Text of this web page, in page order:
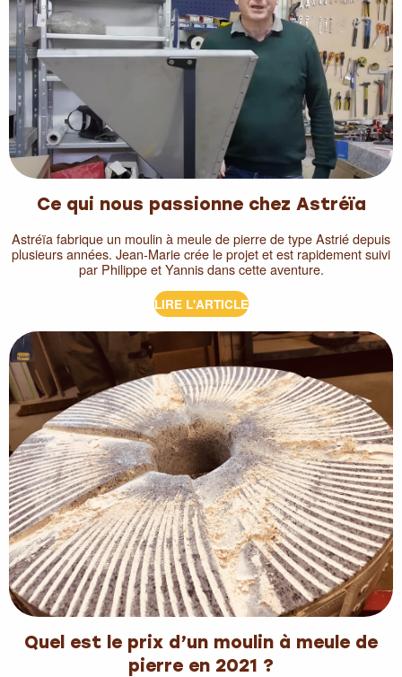
Ce qui nous passionne chez Astréïa
Astréïa fabrique un moulin à meule de pierre de type Astrié depuis
plusieurs années. Jean-Marie crée le projet et est rapidement suivi
par Philippe et Yannis dans cette aventure.
LIRE L'ARTICLE
Quel est le prix d’un moulin à meule de
pierre en 2021 ?